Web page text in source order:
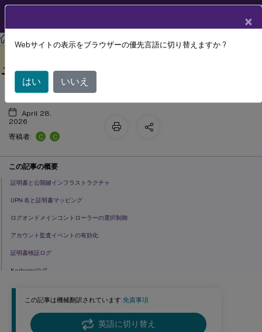
フェデレーション認証サービス フェデレーション認証サービス
この記事は機械翻訳されています.免責事項
英語に切り替え
Windows ログオンの問題のトラブルシ
ューティング
April 28,
2026
寄稿者:
C C
この記事の概要
証明書と公開鍵インフラストラクチャ
UPN 名と証明書マッピング
ログオンドメインコントローラーの選択制御
アカウント監査イベントの有効化
証明書検証ログ
Kerberosログ
ドメインコントローラーとワークステーションのログ
Windowsイベントログを使用したFASの監視
FASイベントログ
×
Webサイトの表示をブラウザーの優先言語に切り替えますか ?
はい いいえ